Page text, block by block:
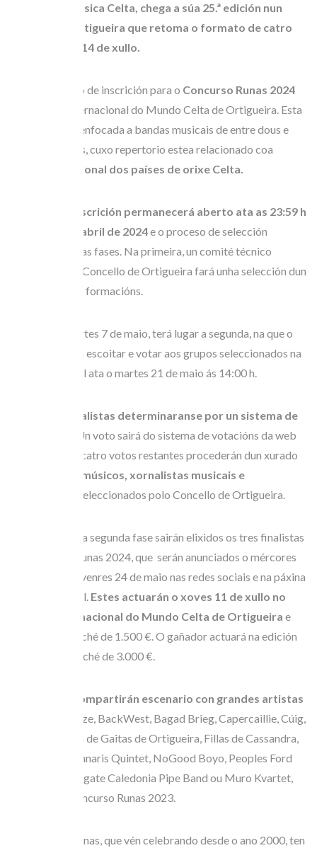
valores da música Celta, chega a súa 25.ª edición nun
Festival de Ortigueira que retoma o formato de catro
días do 11 ao 14 de xullo.
Ábrese o prazo de inscrición para o Concurso Runas 2024
do Festival Internacional do Mundo Celta de Ortigueira. Esta
iniciativa está enfocada a bandas musicais de entre dous e
dez integrantes, cuxo repertorio estea relacionado coa
música tradicional dos países de orixe Celta.
O prazo de inscrición permanecerá aberto ata as 23:59 h
do luns 29 de abril de 2024e o proceso de selección
constará de dúas fases. Na primeira, un comité técnico
nomeado polo Concello de Ortigueira fará unha selección dun
máximo de dez formacións.
A partir do martes 7 de maio, terá lugar a segunda, na que o
público poderá escoitar e votar aos grupos seleccionados na
web do Festival ata o martes 21 de maio ás 14:00 h.
Os grupos finalistas determinaranse por un sistema de
Un voto sairá do sistema de votacións da web
do Festival, os catro votos restantes procederán dun xurado
músicos, xornalistas musicais e
seleccionados polo Concello de Ortigueira.
Do resultado da segunda fase sairán elixidos os tres finalistas
do Concurso Runas 2024, que serán anunciados o mércores
22, xoves 23 e venres 24 de maio nas redes sociais e na páxina
web do Festival. Estes actuarán o xoves 11 de xullo no
Festival Internacional do Mundo Celta de Ortigueira e
recibirán un caché de 1.500 €. O gañador actuará na edición
de 2025 cun caché de 3.000 €.
compartirán escenario con grandes artistas
como Ailá, Aroze, BackWest, Bagad Brieg, Capercaillie, Cúig,
Dervish, Escola de Gaitas de Ortigueira, Fillas de Cassandra,
Green Lads, Kinnaris Quintet, NoGood Boyo, Peoples Ford
Boghall & Bathgate Caledonia Pipe Band ou Muro Kvartet,
gañador do Concurso Runas 2023.
O Concurso Runas, que vén celebrando desde o ano 2000, ten